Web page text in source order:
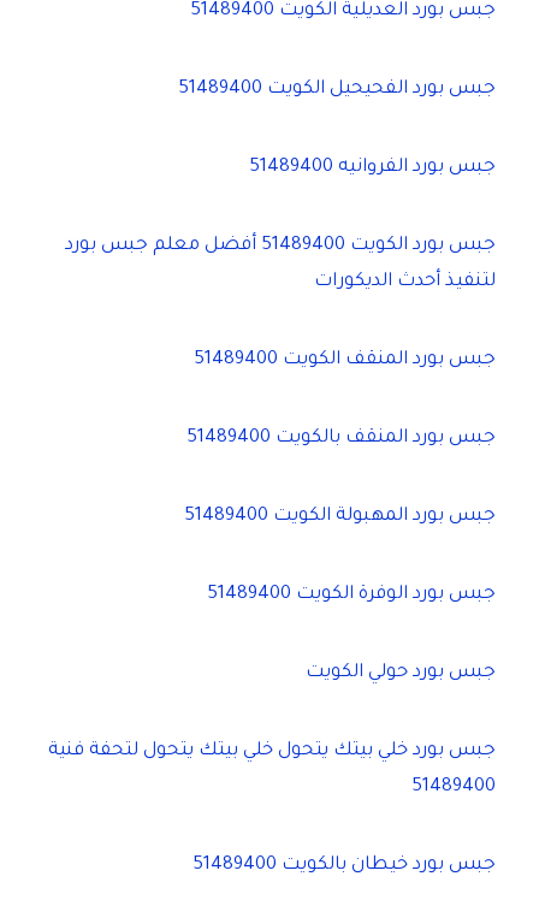
جبس بورد العديلية الكويت 51489400
جبس بورد الفحيحيل الكويت 51489400
جبس بورد الفروانيه 51489400
جبس بورد الكويت 51489400 أفضل معلم جبس بورد
لتنفيذ أحدث الديكورات
جبس بورد المنقف الكويت 51489400
جبس بورد المنقف بالكويت 51489400
جبس بورد المهبولة الكويت 51489400
جبس بورد الوفرة الكويت 51489400
جبس بورد حولي الكويت
جبس بورد خلي بيتك يتحول خلي بيتك يتحول لتحفة فنية
51489400
جبس بورد خيطان بالكويت 51489400